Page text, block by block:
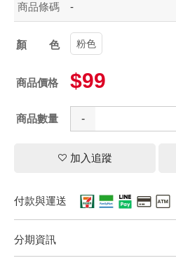
商品條碼 -
顏色粉色
商品價格 $99
商品數量 -
加入追蹤
付款與運送
分期資訊